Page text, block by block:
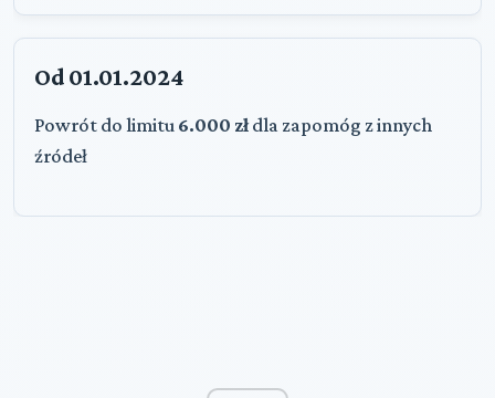
Od 01.01.2024
Powrót do limitu 6.000 złdla zapomóg z innych
źródeł